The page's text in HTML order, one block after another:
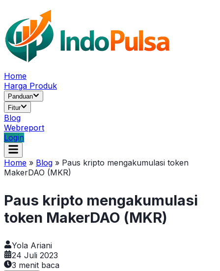
Home
Harga Produk
Panduan
Fitur
Blog
Webreport
Login
Home » Blog » Paus kripto mengakumulasi token
MakerDAO (MKR)
Paus kripto mengakumulasi
token MakerDAO (MKR)
Yola Ariani
24 Juli 2023
3 menit baca